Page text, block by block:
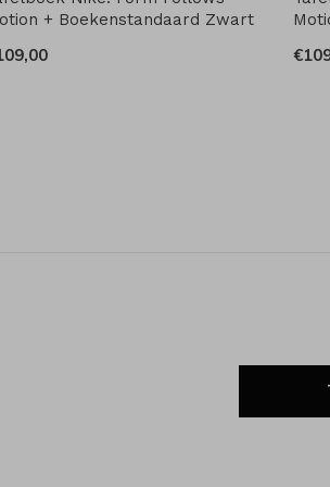
+ Boekenstandaard Zwart